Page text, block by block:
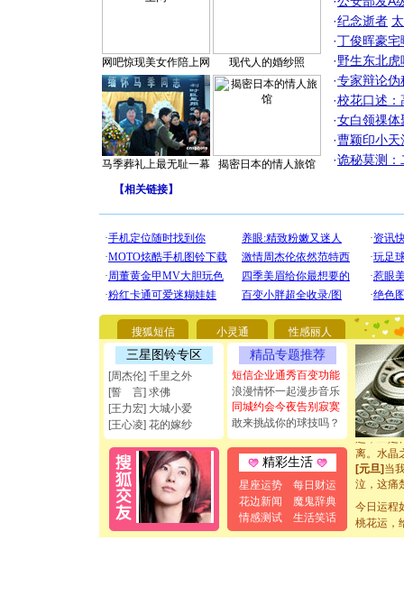
网吧惊现美女作陪上网 现代人的婚纱照
马季葬礼上最无耻一幕 揭密日本的情人旅馆
·纪念逝者
·丁俊晖豪
·野生东北
·专家辩论伪
·校花口述：
·女白领祼体
·曹颖印小天
·诡秘莫测：
【相关链接】
搜狐短信 小灵通 性感丽人
三星图铃专区
[周杰伦] 千里之外
[誓 言] 求佛
[王力宏] 大城小爱
[王心凌] 花的嫁纱
精品专题推荐
短信企业通秀百变功能
浪漫情怀一起漫步音乐
同城约会今夜告别寂寞
敢来挑战你的球技吗？
精彩生活
星座运势
每日财运
花边新闻
魔鬼辞典
情感测试
生活笑话
你太多
要平安
[圣诞节]
都要快乐
[圣诞节]
如意,快
[元旦]看
断电。爱
你是我专
[元旦]如
起；二是
离。水晶
[元旦]当
泣，这痛
卖了。水
[春节]风
颜！冬去
道一声平
今日运程
桃花运，